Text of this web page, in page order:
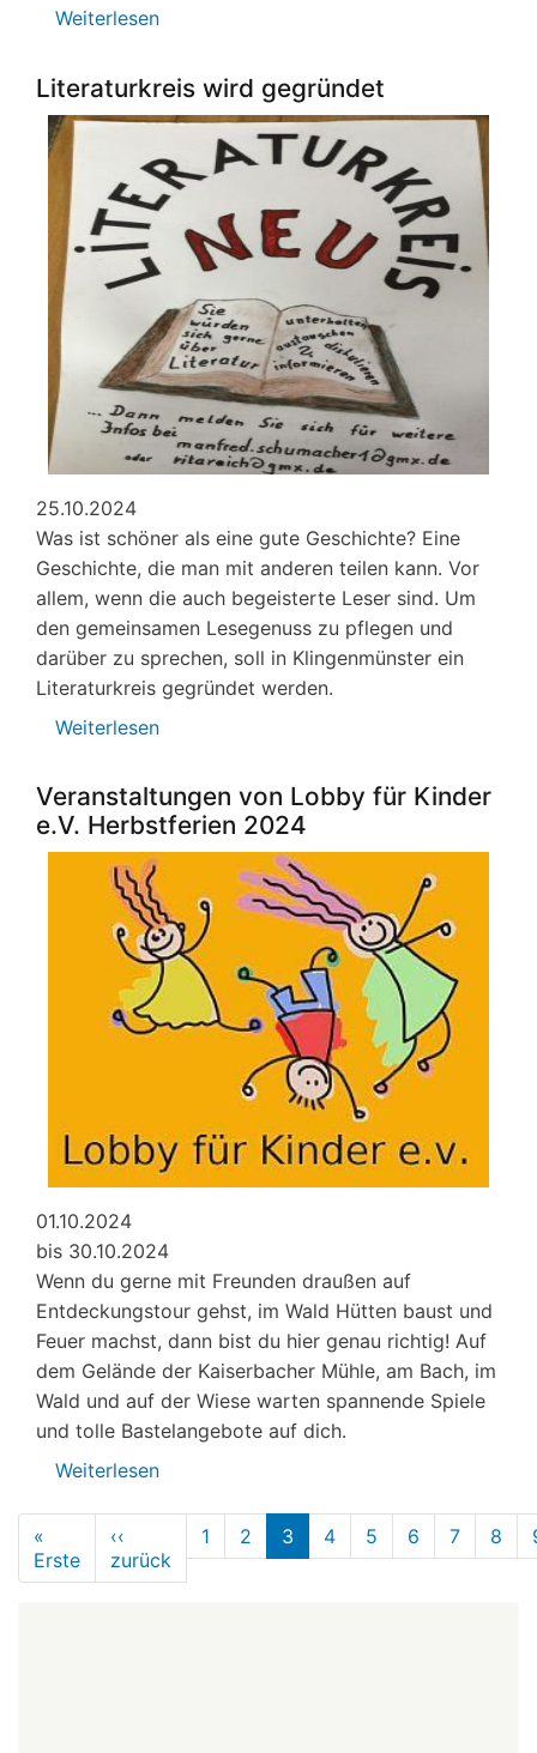
Weiterlesen
bei
Kinder
e.V.
Klingenmünster,
Dezember
2024
Literaturkreis wird gegründet
25.10.2024
Was ist schöner als eine gute Geschichte? Eine
Geschichte, die man mit anderen teilen kann. Vor
allem, wenn die auch begeisterte Leser sind. Um
den gemeinsamen Lesegenuss zu pflegen und
darüber zu sprechen, soll in Klingenmünster ein
Literaturkreis gegründet werden.
Weiterlesen
wird
gegründet
Veranstaltungen von Lobby für Kinder
e.V. Herbstferien 2024
01.10.2024
bis 30.10.2024
Wenn du gerne mit Freunden draußen auf
Entdeckungstour gehst, im Wald Hütten baust und
Feuer machst, dann bist du hier genau richtig! Auf
dem Gelände der Kaiserbacher Mühle, am Bach, im
Wald und auf der Wiese warten spannende Spiele
und tolle Bastelangebote auf dich.
Weiterlesen
Lobby
für
Seitennummerierung
«
Erste Erste
Seite
‹‹
zurück Vorherige
Seite
1 2 3 4 5 6 7 8